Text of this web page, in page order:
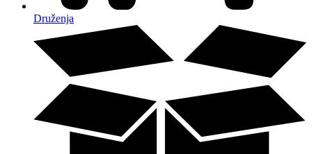
Druženja